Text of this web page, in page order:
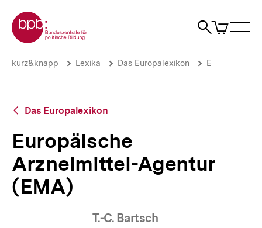
zum
Seiteninhalt
springen
Zur Startseite der bpb
Suche
Artikel
im
Europäische
Brotkrümelnavigation
Pfadnavigation
kurz&knapp Lexika Das Europalexikon E
Zurück
Übersicht
Das Europalexikon
Europäische
Arzneimittel-Agentur
(EMA)
T.-C. Bartsch